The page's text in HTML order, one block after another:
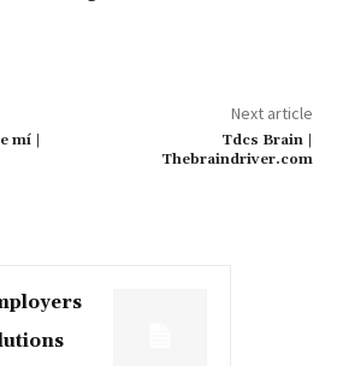
mí |
Next article
Tdcs Brain |
Thebraindriver.com